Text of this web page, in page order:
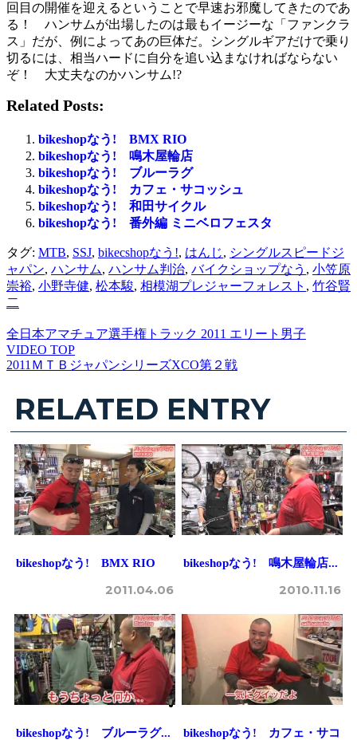
回目の開催を迎えるということで早速お邪魔してきたのであ
る！ ハンサムが出場したのは最もイージーな「ファンクラ
ス」だが、例によってあの巨体だ。シングルギアだけで乗り
切るには、相当ハードに自分を追い込まなければならない
ぞ！ 大丈夫なのかハンサム!?
Related Posts:
bikeshopなう! BMX RIO
bikeshopなう! 鳴木屋輪店
bikeshopなう! ブルーラグ
bikeshopなう! カフェ・サコッシュ
bikeshopなう! 和田サイクル
bikeshopなう! 番外編 ミニベロフェスタ
タグ: MTB, SSJ, bikecshopなう!, はんじ, シングルスピードジ
ャパン, ハンサム, ハンサム判治, バイクショップなう , 小笠原
崇裕, 小野寺健, 松本駿, 相模湖プレジャーフォレスト , 竹谷賢
二
全日本アマチュア選手権トラック 2011 エリート男子
VIDEO TOP
2011ＭＴＢジャパンシリーズXCO第２戦
RELATED ENTRY
bikeshopなう! BMX RIO
2011.04.06
bikeshopなう! 鳴木屋輪店...
2010.11.16
bikeshopなう! ブルーラグ...
bikeshopなう! カフェ・サコ